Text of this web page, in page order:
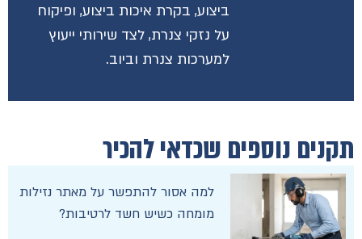
ביצוע, בקרת איכות ביצוע, ופיקוח
על נזקי צנרת, לצד שירותי ייעוץ
למערכות צנרת וביוב.
תקנים נוספים שכדאי להכיר
למה אסור להתפשר על מאתר נזילות
מומחה כשיש חשד לרטיבות?